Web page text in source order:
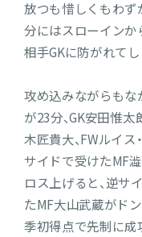
放つも惜しくもわず
分にはスローイン
相手GKに防がれてし
攻め込みながらもな
が23分、GK安田惟
木匠貴大、FWルイス
サイドで受けたMF
ロス上げると、逆サ
たMF大山武蔵がド
季初得点で先制に成